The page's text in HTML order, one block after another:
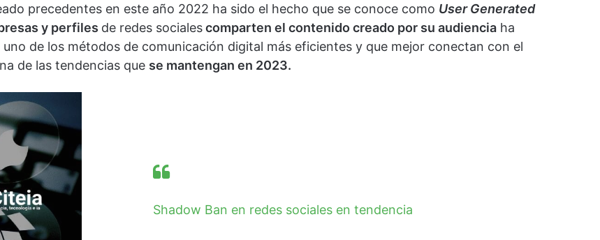
precedentes en este año 2022 ha sido el hecho que se conoce como User Generated
y perfiles de redes socialescomparten el contenido creado por su audiencia ha
de los métodos de comunicación digital más eficientes y que mejor conectan con el
de las tendencias que se mantengan en 2023.
Shadow Ban en redes sociales en tendencia